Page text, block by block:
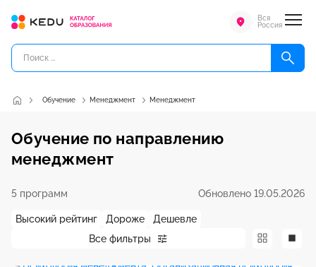
Вся
Россия
Обучение Менеджмент Менеджмент
Обучение по направлению
менеджмент
5 программ Обновлено 19.05.2026
Все фильтры
Высокий рейтинг Дороже Дешевле